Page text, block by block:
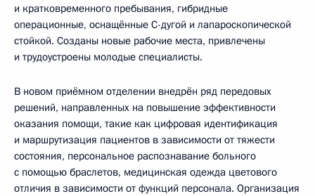
и кратковременного пребывания, гибридные
операционные, оснащённые С-дугой и лапароскопической
стойкой. Созданы новые рабочие места, привлечены
и трудоустроены молодые специалисты.
В новом приёмном отделении внедрён ряд передовых
решений, направленных на повышение эффективности
оказания помощи, такие как цифровая идентификация
и маршрутизация пациентов в зависимости от тяжести
состояния, персональное распознавание больного
с помощью браслетов, медицинская одежда цветового
отличия в зависимости от функций персонала. Организация